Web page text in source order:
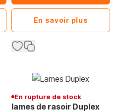
En savoir plus
En rupture de stock
lames de rasoir Duplex